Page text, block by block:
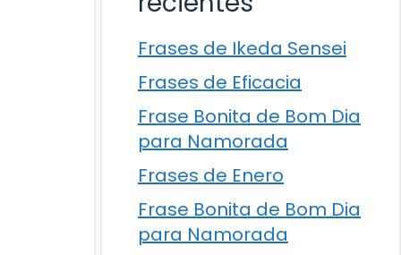
Frases de Ikeda Sensei
Frases de Eficacia
Frase Bonita de Bom Dia
para Namorada
Frases de Enero
Frase Bonita de Bom Dia
para Namorada